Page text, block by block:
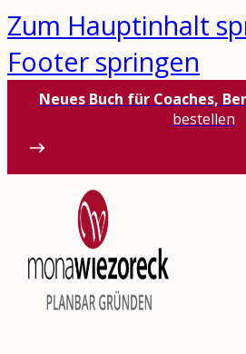
Zum Hauptinhalt
Footer springen
Neues Buch für Coaches,
bestellen